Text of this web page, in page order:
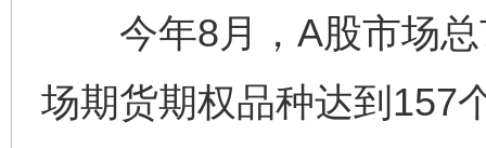
今年8月，A股市场总
场期货期权品种达到157